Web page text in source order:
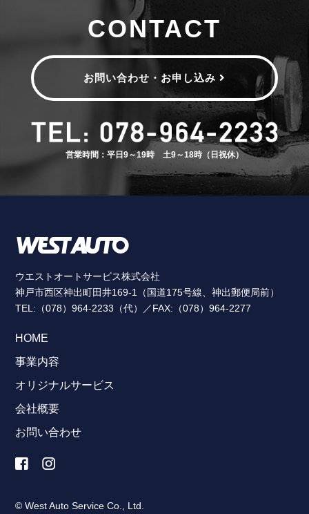
CONTACT
お問い合わせ・お申し込み
営業時間：平日9～19時 土9～18時（日祝休）
ウエストオートサービス株式会社
神戸市西区神出町田井169-1（国道175号線、神出郵便局前）
TEL:（078）964-2233（代）／FAX:（078）964-2277
HOME
事業内容
オリジナルサービス
会社概要
お問い合わせ
© West Auto Service Co., Ltd.